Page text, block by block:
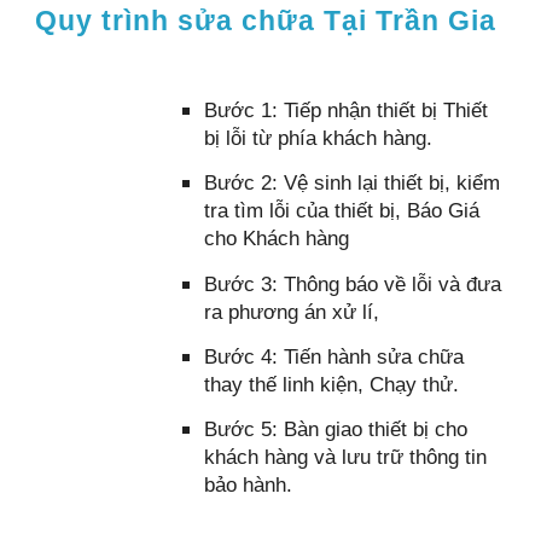
Quy trình sửa chữa Tại Trần Gia
Bước 1: Tiếp nhận thiết bị Thiết
bị lỗi từ phía khách hàng.
Bước 2: Vệ sinh lại thiết bị, kiểm
tra tìm lỗi của thiết bị, Báo Giá
cho Khách hàng
Bước 3: Thông báo về lỗi và đưa
ra phương án xử lí,
Bước 4: Tiến hành sửa chữa
thay thế linh kiện, Chạy thử.
Bước 5: Bàn giao thiết bị cho
khách hàng và lưu trữ thông tin
bảo hành.